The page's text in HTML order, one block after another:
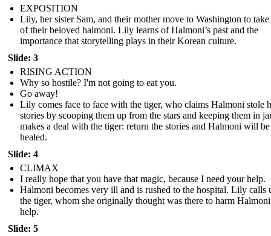
EXPOSITION
Lily, her sister Sam, and their mother move to Washington to take
of their beloved halmoni. Lily learns of Halmoni’s past and the
importance that storytelling plays in their Korean culture.
Slide: 3
RISING ACTION
Why so hostile? I'm not going to eat you.
Go away!
Lily comes face to face with the tiger, who claims Halmoni stole
stories by scooping them up from the stars and keeping them in
makes a deal with the tiger: return the stories and Halmoni will be
healed.
Slide: 4
CLIMAX
I really hope that you have that magic, because I need your help.
Halmoni becomes very ill and is rushed to the hospital. Lily calls
the tiger, whom she originally thought was there to harm
help.
Slide: 5